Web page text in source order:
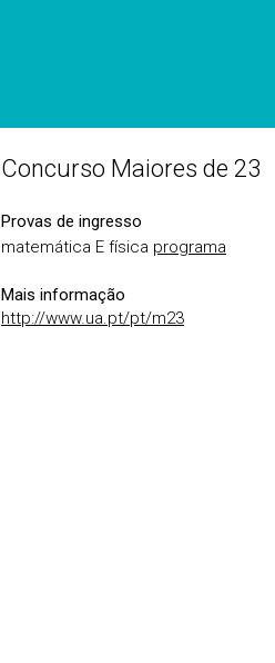
Concurso Maiores de 23
Provas de ingresso
matemática E física programa
Mais informação
http://www.ua.pt/pt/m23